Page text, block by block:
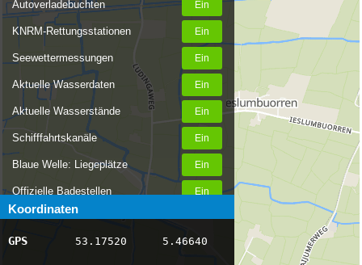
Autoverladebuchten
KNRM-Rettungsstationen
Seewettermessungen
Aktuelle Wasserdaten
Aktuelle Wasserstände
Schifffahrtskanäle
Blaue Welle: Liegeplätze
Offizielle Badestellen
Nachrichten Binnenschifffahrt
AIS-Schiffspositionen
Koordinaten
GPS 53.17520 5.46640